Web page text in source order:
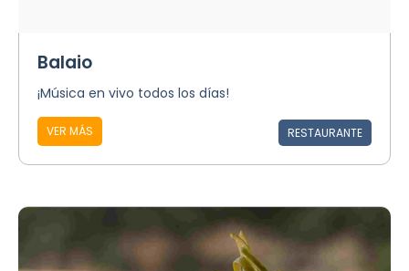
Balaio
¡Música en vivo todos los días!
VER MÁS RESTAURANTE